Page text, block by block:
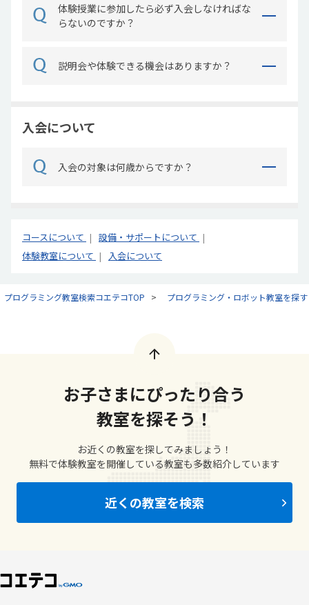
体験授業に参加したら必ず入会しなければな
らないのですか？
説明会や体験できる機会はありますか？
入会について
入会の対象は何歳からですか？
コースについて
設備・サポートについて
体験教室について
入会について
プログラミング教室検索コエテコTOP プログラミング・ロボット教室を探す
お子さまにぴったり合う
教室を探そう！
お近くの教室を探してみましょう！
無料で体験教室を開催している教室も多数紹介しています
近くの教室を検索